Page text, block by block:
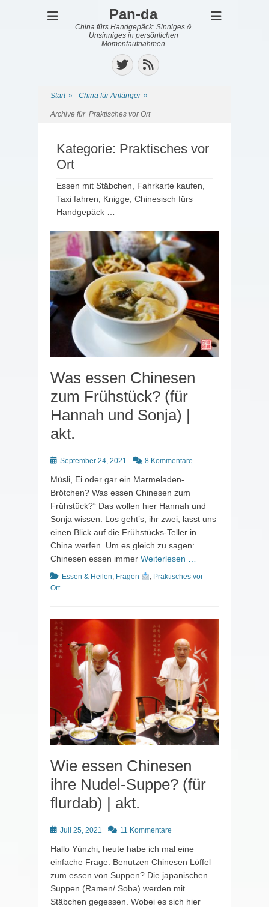
Pan-da
China fürs Handgepäck: Sinniges &
Unsinniges in persönlichen
Momentaufnahmen
Twitter
Feed
Start » China für Anfänger »
Archive für Praktisches vor Ort
Kategorie: Praktisches vor
Ort
Essen mit Stäbchen, Fahrkarte kaufen,
Taxi fahren, Knigge, Chinesisch fürs
Handgepäck …
Was essen Chinesen
zum Frühstück? (für
Hannah und Sonja) |
akt.
Posted
September 24, 2021 8 Kommentare
Müsli, Ei oder gar ein Marmeladen-
Brötchen? Was essen Chinesen zum
Frühstück?“ Das wollen hier Hannah und
Sonja wissen. Los geht’s, ihr zwei, lasst uns
einen Blick auf die Frühstücks-Teller in
China werfen. Um es gleich zu sagen:
Chinesen essen immer Weiterlesen …
Kategorien
Essen & Heilen, Fragen , Praktisches vor
Ort
Wie essen Chinesen
ihre Nudel-Suppe? (für
flurdab) | akt.
PostedJuli 25, 2021 11 Kommentare
Hallo Yùnzhi, heute habe ich mal eine
einfache Frage. Benutzen Chinesen Löffel
zum essen von Suppen? Die japanischen
Suppen (Ramen/ Soba) werden mit
Stäbchen gegessen. Wobei es sich hier